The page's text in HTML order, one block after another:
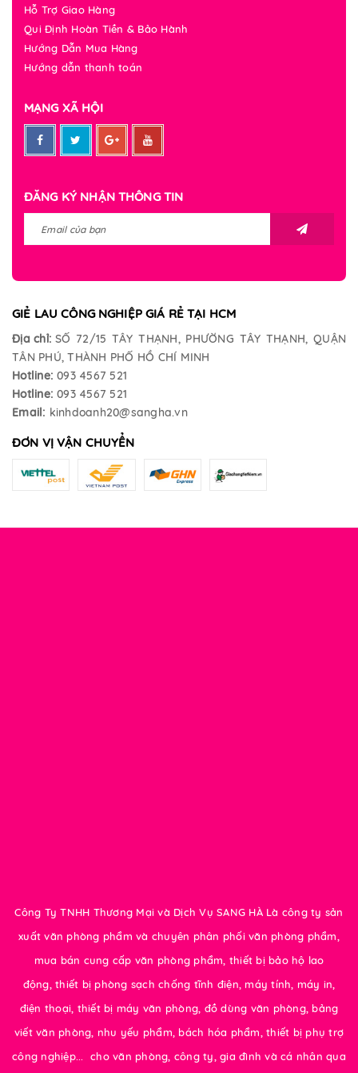
Hỗ Trợ Giao Hàng
Qui Định Hoàn Tiền & Bảo Hành
Hướng Dẫn Mua Hàng
Hướng dẫn thanh toán
MẠNG XÃ HỘI
ĐĂNG KÝ NHẬN THÔNG TIN
GIẺ LAU CÔNG NGHIỆP GIÁ RẺ TẠI HCM
Địa chỉ: SỐ 72/15 TÂY THẠNH, PHƯỜNG TÂY THẠNH, QUẬN
TÂN PHÚ, THÀNH PHỐ HỒ CHÍ MINH
Hotline: 093 4567 521
Hotline: 093 4567 521
Email: kinhdoanh20@sangha.vn
ĐƠN VỊ VẬN CHUYỂN
Công Ty TNHH Thương Mại và Dịch Vụ SANG HÀ Là công ty sản
xuất văn phòng phẩm và chuyên phân phối văn phòng phẩm,
mua bán cung cấp văn phòng phẩm, thiết bị bảo hộ lao
động, thiết bị phòng sạch chống tĩnh điện, máy tính, máy in,
điện thoại, thiết bị máy văn phòng, đồ dùng văn phòng, bảng
viết văn phòng, nhu yếu phẩm, bách hóa phẩm, thiết bị phụ trợ
công nghiệp... cho văn phòng, công ty, gia đình và cá nhân qua